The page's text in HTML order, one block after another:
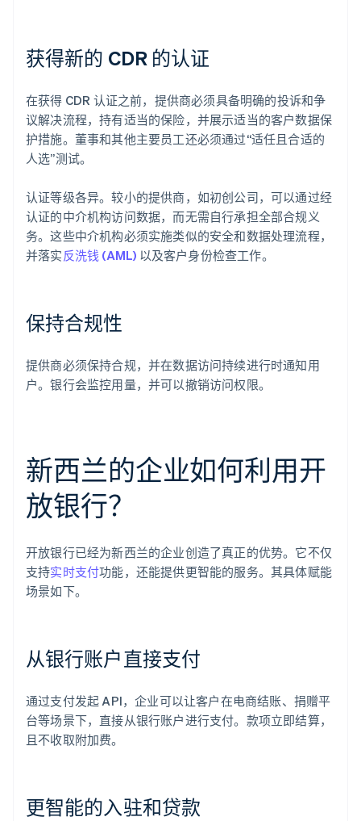
获得新的 CDR 的认证
在获得 CDR 认证之前，提供商必须具备明确的投诉和争
议解决流程，持有适当的保险，并展示适当的客户数据保
护措施。董事和其他主要员工还必须通过“适任且合适的
人选”测试。
认证等级各异。较小的提供商，如初创公司，可以通过经
认证的中介机构访问数据，而无需自行承担全部合规义
务。这些中介机构必须实施类似的安全和数据处理流程，
并落实反洗钱 (AML) 以及客户身份检查工作。
保持合规性
提供商必须保持合规，并在数据访问持续进行时通知用
户。银行会监控用量，并可以撤销访问权限。
新西兰的企业如何利用开
放银行？
开放银行已经为新西兰的企业创造了真正的优势。它不仅
支持实时支付功能，还能提供更智能的服务。其具体赋能
场景如下。
从银行账户直接支付
通过支付发起 API，企业可以让客户在电商结账、捐赠平
台等场景下，直接从银行账户进行支付。款项立即结算，
且不收取附加费。
更智能的入驻和贷款